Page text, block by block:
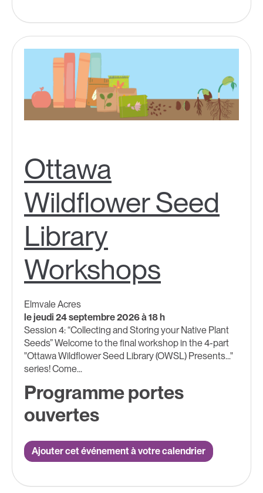
Ottawa
Wildflower Seed
Library
Workshops
Elmvale Acres
le jeudi 24 septembre 2026 à 18 h
Session 4: “Collecting and Storing your Native Plant
Seeds” Welcome to the final workshop in the 4-part
"Ottawa Wildflower Seed Library (OWSL) Presents..."
series! Come...
Programme portes
ouvertes
Ajouter cet événement à votre calendrier